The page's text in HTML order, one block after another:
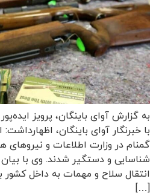
به گزارش آوای باینگان، پرویز
با خبرنگار آوای باینگان،
گمنام در وزارت اطلاعات و
شناسایی و دستگیر شدند. وی با بیان
انتقال سلاح و مهمات به داخل کشور
[…]